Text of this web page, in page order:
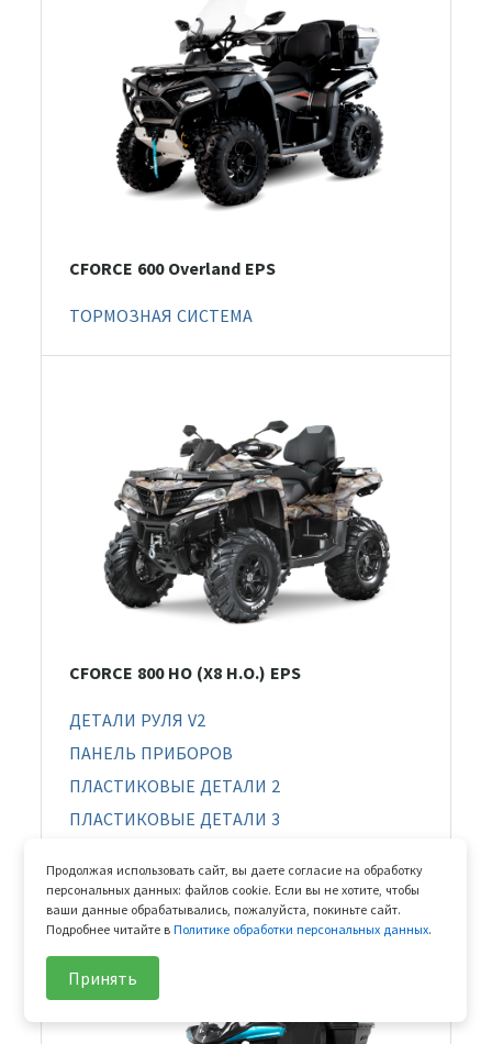
CFORCE 600 Overland EPS
ТОРМОЗНАЯ СИСТЕМА
CFORCE 800 HO (X8 H.O.) EPS
ДЕТАЛИ РУЛЯ V2
ПАНЕЛЬ ПРИБОРОВ
ПЛАСТИКОВЫЕ ДЕТАЛИ 2
ПЛАСТИКОВЫЕ ДЕТАЛИ 3
СИДЕНЬЕ В СБОРЕ
ЭЛЕМЕНТЫ ТЕПЛОИЗОЛЯЦИИ
Продолжая использовать сайт, вы даете согласие на обработку
персональных данных: файлов cookie. Если вы не хотите, чтобы
ваши данные обрабатывались, пожалуйста, покиньте сайт.
Подробнее читайте вПолитике обработки персональных данных.
Принять